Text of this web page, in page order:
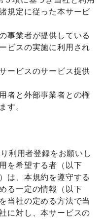
規定に従った本サービ
事業者が提供している
ビスの実施に利用され
ービスのサービス提供
者と外部事業者との権
す。
利用者登録をお願いし
を希望する者（以下
は、本規約を遵守する
る一定の情報（以下
当社の定める方法で当
に対し、本サービスの